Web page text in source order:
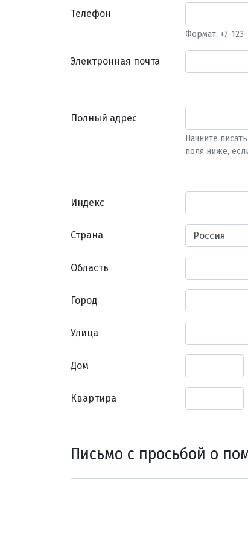
Телефон
Формат: +7-
Электронная почта
Полный адрес
Начните
поля ниже,
Индекс
Страна
Область
Город
Улица
Дом
Квартира
Письмо с просьбой о